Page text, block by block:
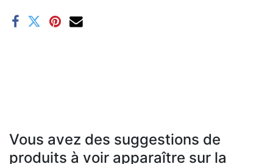
Vous avez des suggestions de
produits à voir apparaître sur la